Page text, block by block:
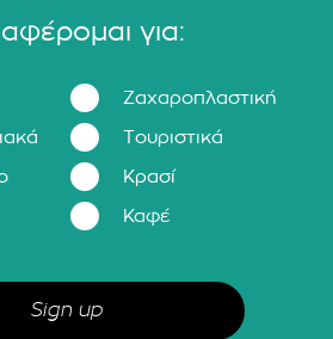
για:
Ζαχαροπλαστική
Τουριστικά
Κρασί
Καφέ